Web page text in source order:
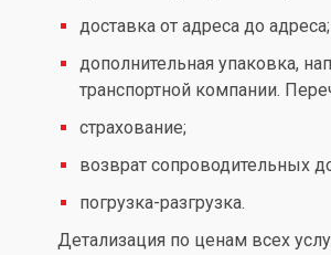
доставка от адреса до адреса;
дополнительная упаковка,
транспортной компании.
страхование;
возврат сопроводительных
погрузка-разгрузка.
Детализация по ценам всех